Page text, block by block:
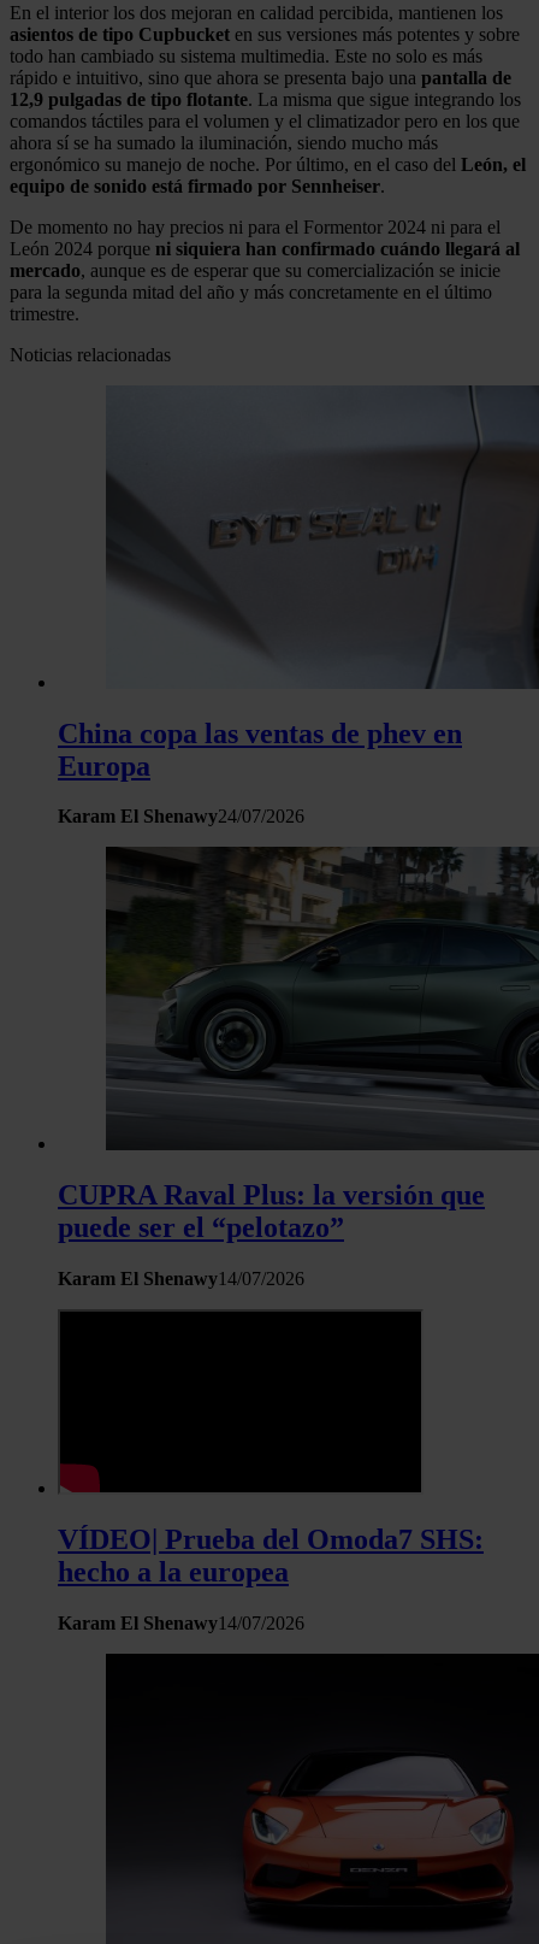
En el interior los dos mejoran en calidad percibida, mantienen los
asientos de tipo Cupbucket en sus versiones más potentes y sobre
todo han cambiado su sistema multimedia. Este no solo es más
rápido e intuitivo, sino que ahora se presenta bajo una pantalla de
12,9 pulgadas de tipo flotante. La misma que sigue integrando los
comandos táctiles para el volumen y el climatizador pero en los que
ahora sí se ha sumado la iluminación, siendo mucho más
ergonómico su manejo de noche. Por último, en el caso del León, el
equipo de sonido está firmado por Sennheiser.
De momento no hay precios ni para el Formentor 2024 ni para el
León 2024 porque ni siquiera han confirmado cuándo llegará al
mercado, aunque es de esperar que su comercialización se inicie
para la segunda mitad del año y más concretamente en el último
trimestre.
Noticias relacionadas
China copa las ventas de phev en
Europa
Karam El Shenawy24/07/2026
CUPRA Raval Plus: la versión que
puede ser el “pelotazo”
Karam El Shenawy14/07/2026
VÍDEO| Prueba del Omoda7 SHS:
hecho a la europea
Karam El Shenawy14/07/2026